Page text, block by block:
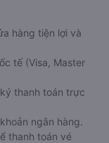
hàng tiện lợi và
tế (Visa, Master
thanh toán trực
ngân hàng.
thanh toán vé